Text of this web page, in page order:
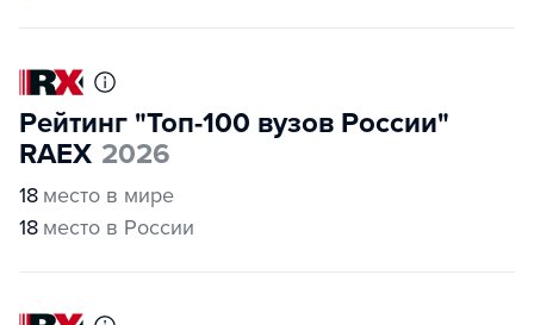
Рейтинг "Топ-100 вузов России"
RAEX 2026
18 место в мире
18 место в России